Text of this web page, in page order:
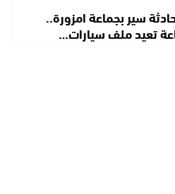
سير بجماعة امزورة..
تعيد ملف سيارات…